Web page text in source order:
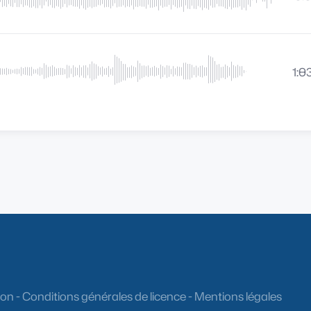
-Conditions générales de licence-Mentions légales